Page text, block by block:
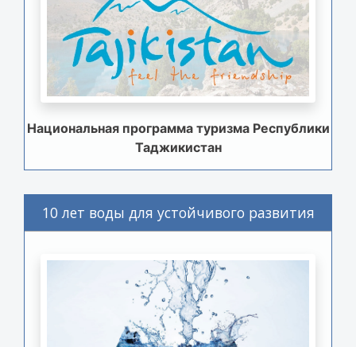
Национальная программа туризма Республики
Таджикистан
10 лет воды для устойчивого развития